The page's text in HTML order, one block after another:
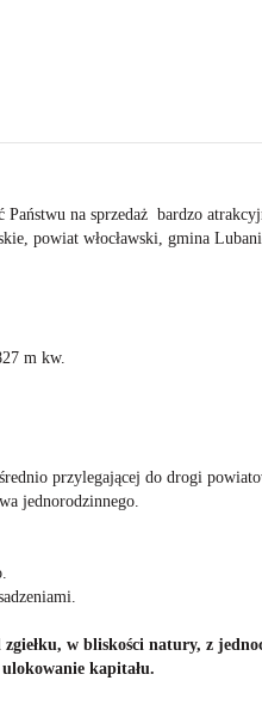
na sprzedaż bardzo
powiat włocławski, gmina
m kw.
przylegającej do drogi
jednorodzinnego.
w bliskości natury, z
kapitału.